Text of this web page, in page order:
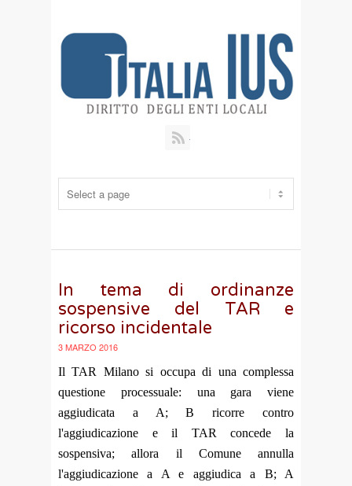
In tema di ordinanze
sospensive del TAR e
ricorso incidentale
3 MARZO 2016
Il TAR Milano si occupa di una complessa
questione processuale: una gara viene
aggiudicata a A; B ricorre contro
l'aggiudicazione e il TAR concede la
sospensiva; allora il Comune annulla
l'aggiudicazione a A e aggiudica a B; A